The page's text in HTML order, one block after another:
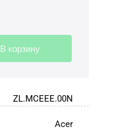
В корзину
ZL.MCEEE.00N
Acer